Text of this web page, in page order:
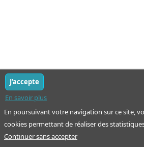
En poursuivant votre navigation sur ce site,
cookies permettant de réaliser des
En savoir plus
J'accepte
Continuer sans accepter